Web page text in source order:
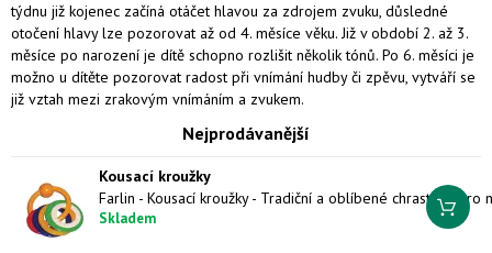
týdnu již kojenec začíná otáčet hlavou za zdrojem zvuku, důsledné
otočení hlavy lze pozorovat až od 4. měsíce věku. Již v období 2. až 3.
měsíce po narození je dítě schopno rozlišit několik tónů. Po 6. měsíci je
možno u dítěte pozorovat radost při vnímání hudby či zpěvu, vytváří se
již vztah mezi zrakovým vnímáním a zvukem.
Nejprodávanější
Kousací kroužky
Skladem